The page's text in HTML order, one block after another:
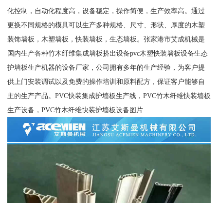
化控制，自动化程度高，设备稳定，操作简便，生产效率高。通过
更换不同规格的模具可以生产多种规格、尺寸、形状、厚度的木塑
装饰墙板，木塑墙板，快装墙板，生态墙板。张家港市艾成机械是
国内生产各种竹木纤维集成墙板挤出设备pvc木塑快装墙板设备生态
护墙板生产机器的设备厂家，公司拥有多年的生产经验，为客户提
供上门安装调试以及免费的操作培训和原料配方，保证客户能够自
主的生产产品。PVC快装集成护墙板生产线，PVC竹木纤维快装墙板
生产设备，PVC竹木纤维快装护墙板设备图片